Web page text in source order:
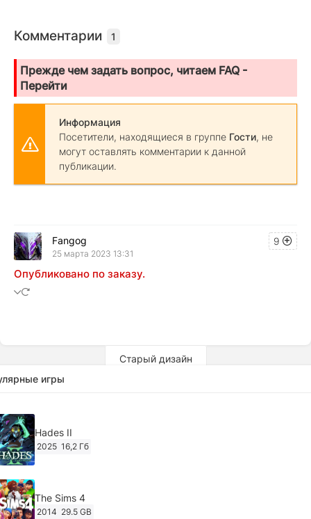
Комментарии 1
Прежде чем задать вопрос, читаем FAQ -
Перейти
Информация
Посетители, находящиеся в группе Гости, не
могут оставлять комментарии к данной
публикации.
9
Fangog
25 марта 2023 13:31
Опубликовано по заказу.
Старый дизайн
игры
Hades II
2025 16,2 Гб
The Sims 4
2014 29.5 GB